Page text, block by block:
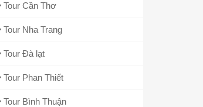
Tour Cần Thơ
Tour Nha Trang
Tour Đà lạt
Tour Phan Thiết
Tour Bình Thuận